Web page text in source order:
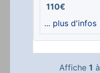
110€
... plus d'infos
Affiche 1 à